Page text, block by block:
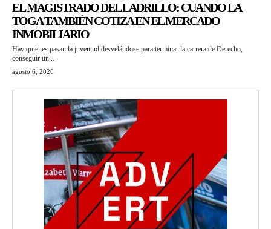
EL MAGISTRADO DEL LADRILLO: CUANDO LA
TOGA TAMBIÉN COTIZA EN EL MERCADO
INMOBILIARIO
Hay quienes pasan la juventud desvelándose para terminar la carrera de Derecho,
conseguir un...
agosto 6, 2026